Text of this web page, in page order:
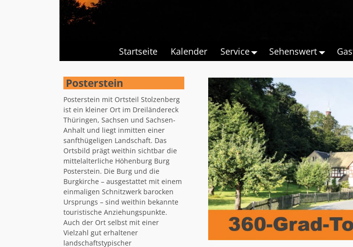
Startseite Kalender Service Sehenswert
Posterstein
Posterstein mit Ortsteil Stolzenberg
ist ein kleiner Ort im Dreiländereck
Thüringen, Sachsen und Sachsen-
Anhalt und liegt inmitten einer
sanfthügeligen Landschaft. Das
Ortsbild prägt weithin sichtbar die
mittelalterliche Höhenburg Burg
Posterstein. Die Burg und die
Burgkirche – ausgestattet mit einem
einmaligen Schnitzwerk barocken
Ursprungs – sind weithin bekannte
touristische Anziehungspunkte.
Auch der Ort selbst mit einer
Vielzahl gut erhaltener
landschaftstypischer